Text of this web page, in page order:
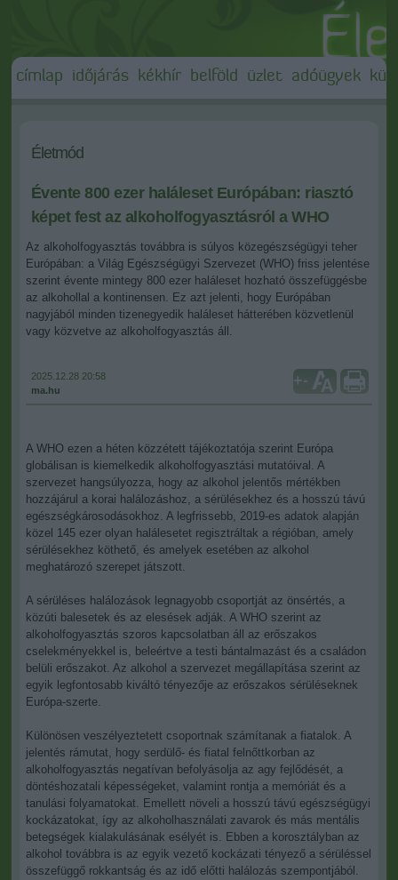
címlap időjárás kékhír belföld üzlet adóügyek
Életmód
Évente 800 ezer haláleset Európában: riasztó
képet fest az alkoholfogyasztásról a WHO
Az alkoholfogyasztás továbbra is súlyos közegészségügyi teher
Európában: a Világ Egészségügyi Szervezet (WHO) friss jelentése
szerint évente mintegy 800 ezer haláleset hozható összefüggésbe
az alkohollal a kontinensen. Ez azt jelenti, hogy Európában
nagyjából minden tizenegyedik haláleset hátterében közvetlenül
vagy közvetve az alkoholfogyasztás áll.
2025.12.28 20:58
ma.hu
+-
A WHO ezen a héten közzétett tájékoztatója szerint Európa
globálisan is kiemelkedik alkoholfogyasztási mutatóival. A
szervezet hangsúlyozza, hogy az alkohol jelentős mértékben
hozzájárul a korai halálozáshoz, a sérülésekhez és a hosszú távú
egészségkárosodásokhoz. A legfrissebb, 2019-es adatok alapján
közel 145 ezer olyan halálesetet regisztráltak a régióban, amely
sérülésekhez köthető, és amelyek esetében az alkohol
meghatározó szerepet játszott.
A sérüléses halálozások legnagyobb csoportját az önsértés, a
közúti balesetek és az elesések adják. A WHO szerint az
alkoholfogyasztás szoros kapcsolatban áll az erőszakos
cselekményekkel is, beleértve a testi bántalmazást és a családon
belüli erőszakot. Az alkohol a szervezet megállapítása szerint az
egyik legfontosabb kiváltó tényezője az erőszakos sérüléseknek
Európa-szerte.
Különösen veszélyeztetett csoportnak számítanak a fiatalok. A
jelentés rámutat, hogy serdülő- és fiatal felnőttkorban az
alkoholfogyasztás negatívan befolyásolja az agy fejlődését, a
döntéshozatali képességeket, valamint rontja a memóriát és a
tanulási folyamatokat. Emellett növeli a hosszú távú egészségügyi
kockázatokat, így az alkoholhasználati zavarok és más mentális
betegségek kialakulásának esélyét is. Ebben a korosztályban az
alkohol továbbra is az egyik vezető kockázati tényező a sérüléssel
összefüggő rokkantság és az idő előtti halálozás szempontjából.